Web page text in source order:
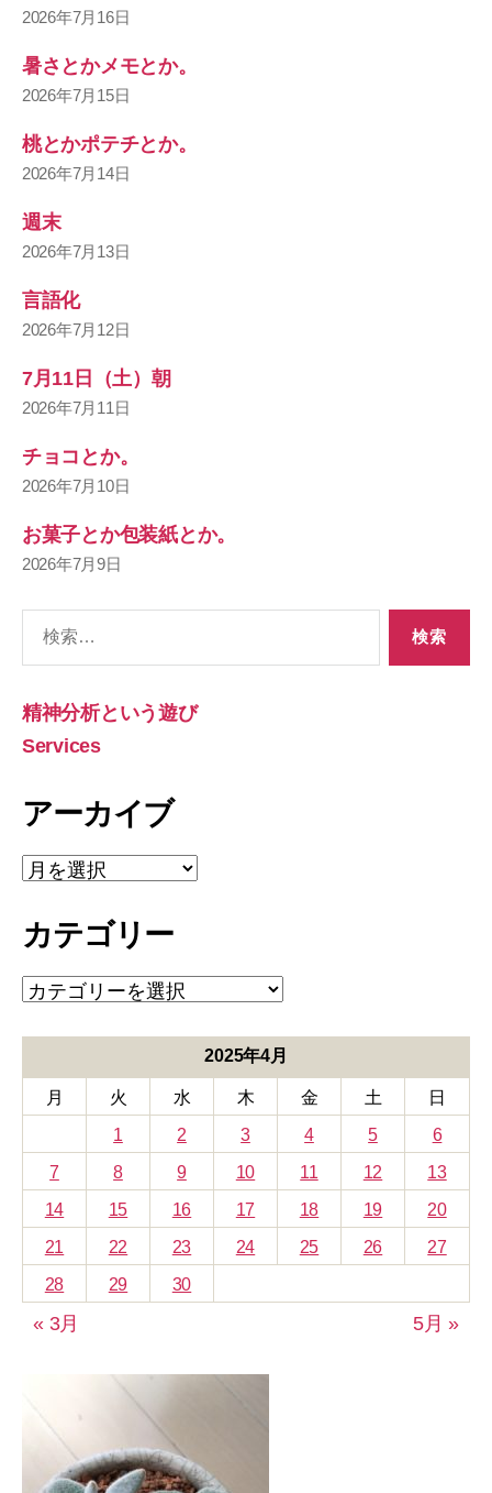
2026年7月16日
暑さとかメモとか。
2026年7月15日
桃とかポテチとか。
2026年7月14日
週末
2026年7月13日
言語化
2026年7月12日
7月11日（土）朝
2026年7月11日
チョコとか。
2026年7月10日
お菓子とか包装紙とか。
2026年7月9日
象:
精神分析という遊び
Services
アーカイブ
ア
ー
イ
カテゴリー
カ
テ
ー
2025年4月
月 火 水 木 金 土
日
1
2 3 4 5
6
7
8 9 10 11 12
13
14
15 16 17 18 19
20
21
22 23 24 25 26
27
28
29 30
« 3月 5月 »